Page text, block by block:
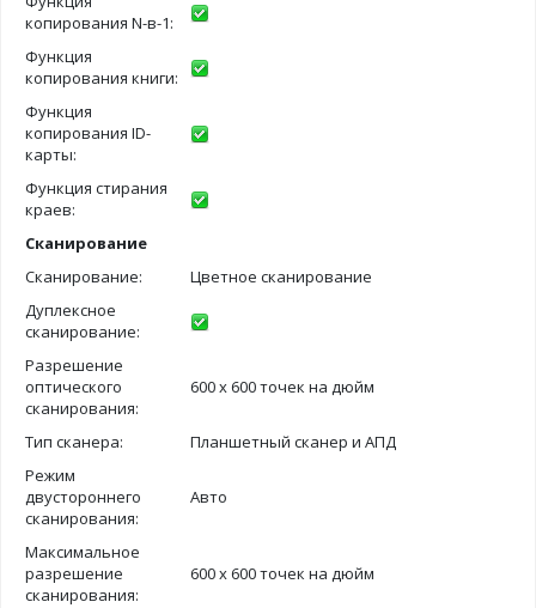
копирования N-в-1:
Функция
копирования книги:
Функция
копирования ID-
карты:
Функция стирания
краев:
Сканирование
Сканирование:
Цветное сканирование
Дуплексное
сканирование:
Разрешение
оптического
сканирования:
600 х 600 точек на дюйм
Тип сканера:
Планшетный сканер и АПД
Режим
двустороннего
сканирования:
Авто
Максимальное
разрешение
сканирования:
600 х 600 точек на дюйм